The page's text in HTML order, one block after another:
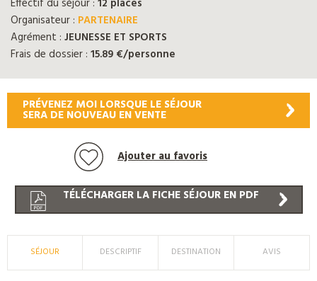
Organisateur : PARTENAIRE
Agrément : JEUNESSE ET SPORTS
Frais de dossier : 15.89 €/personne
PRÉVENEZ MOI LORSQUE LE SÉJOUR
SERA DE NOUVEAU EN VENTE
Ajouter au favoris
TÉLÉCHARGER LA FICHE SÉJOUR EN PDF
SÉJOUR DESCRIPTIF DESTINATION AVIS